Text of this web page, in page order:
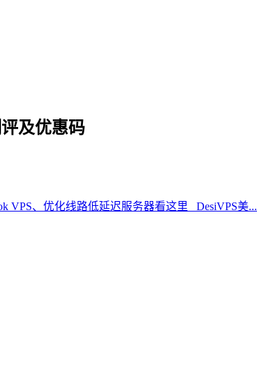
及优惠码
VPS、优化线路低延迟服务器看这里 DesiVPS美...